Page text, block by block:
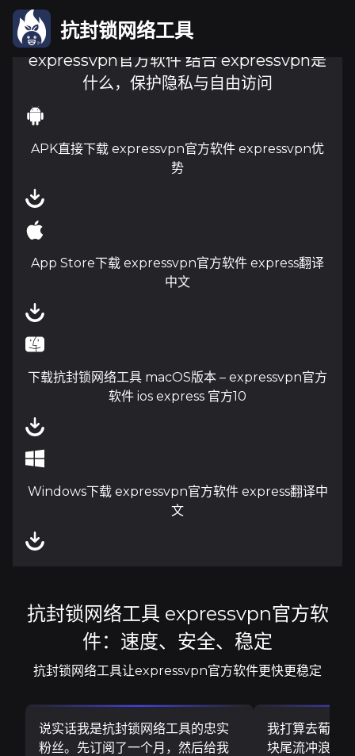
抗封锁网络工具
expressvpn官方软件 结合 expressvpn是
什么，保护隐私与自由访问
APK直接下载 expressvpn官方软件 expressvpn优
势
App Store下载 expressvpn官方软件 express翻译
中文
下载抗封锁网络工具 macOS版本 – expressvpn官方
软件 ios express 官方10
Windows下载 expressvpn官方软件 express翻译中
文
抗封锁网络工具 expressvpn官方软
件：速度、安全、稳定
抗封锁网络工具让expressvpn官方软件更快更稳定
说实话我是抗封锁网络工具的忠实
粉丝。先订阅了一个月，然后给我
我打算去葡萄
块尾流冲浪板